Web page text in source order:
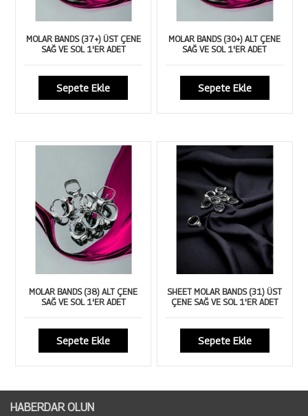
MOLAR BANDS (37+) ÜST ÇENE
SAĞ VE SOL 1'ER ADET
Sepete Ekle
MOLAR BANDS (30+) ALT ÇENE
SAĞ VE SOL 1'ER ADET
Sepete Ekle
MOLAR BANDS (38) ALT ÇENE
SAĞ VE SOL 1'ER ADET
Sepete Ekle
SHEET MOLAR BANDS (31) ÜST
ÇENE SAĞ VE SOL 1'ER ADET
Sepete Ekle
HABERDAR OLUN